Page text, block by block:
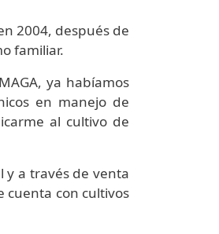
2004, después de
familiar.
ya habíamos
en manejo de
al cultivo de
y a través de venta
cuenta con cultivos